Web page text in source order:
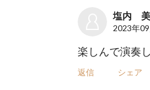
塩内
2023年
楽しんで演奏
返信 シェア